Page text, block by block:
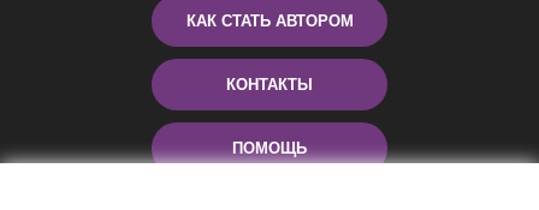
КАК СТАТЬ АВТОРОМ
КОНТАКТЫ
ПОМОЩЬ